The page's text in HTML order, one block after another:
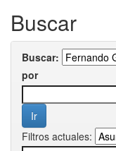
Buscar
Buscar:
por
Filtros actuales: